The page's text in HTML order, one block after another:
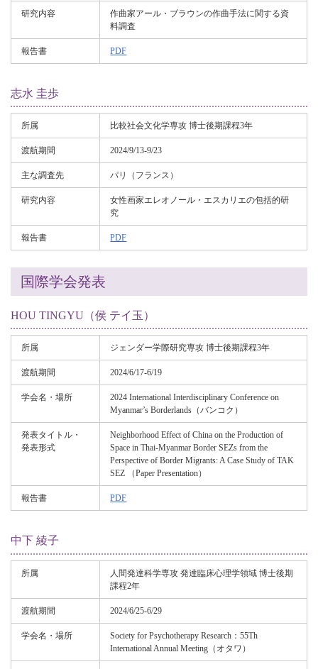
研究内容
作曲家アール・ブラウンの作曲手法に関する資
料調査
報告書 PDF
志水 圭歩
所属 比較社会文化学専攻 博士後期課程3年
渡航期間 2024/9/13-9/23
主な調査先 パリ（フランス）
研究内容
女性画家エレオノール・エスカリエの包括的研
究
報告書 PDF
国際学会発表
HOU TINGYU（侯 テイ玉）
所属 ジェンダー学際研究専攻 博士後期課程3年
渡航期間 2024/6/17-6/19
学会名・場所
2024 International Interdisciplinary Conference on
Myanmar’s Borderlands（バンコク）
発表タイトル・
発表形式
Neighborhood Effect of China on the Production of
Space in Thai-Myanmar Border SEZs from the
Perspective of Border Migrants: A Case Study of TAK
SEZ （Paper Presentation）
報告書 PDF
中下 綾子
所属
人間発達科学専攻 発達臨床心理学領域 博士後期
課程2年
渡航期間 2024/6/25-6/29
学会名・場所
Society for Psychotherapy Research：55Th
International Annual Meeting（オタワ）